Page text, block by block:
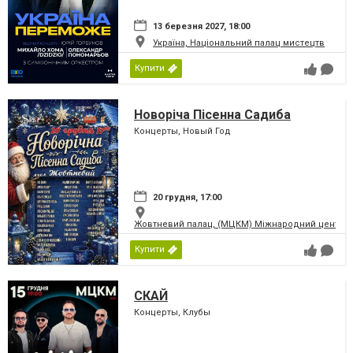
13 березня 2027, 18:00
Україна, Національний палац мистецтв
Купити
Новоріча Пісенна Садиба
Концерты, Новый Год
20 грудня, 17:00
Жовтневий палац, (МЦКМ) Міжнародний центр
Купити
СКАЙ
Концерты, Клубы